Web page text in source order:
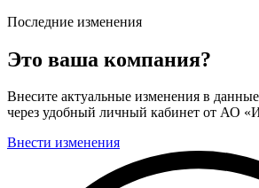
Последние изменения
Это ваша компания?
Внесите актуальные изменения в
через удобный личный кабинет от АО
Внести изменения